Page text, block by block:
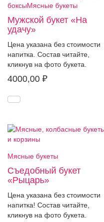
боксыМясные букеты
Мужской букет «На
удачу»
Цена указана без стоимости
напитка. Состав читайте,
кликнув на фото букета.
4000,00 ₽
Мясные букеты
Съедобный букет
«Рыцарь»
Цена указана без стоимости
напитка! Состав читайте,
кликнув на фото букета.